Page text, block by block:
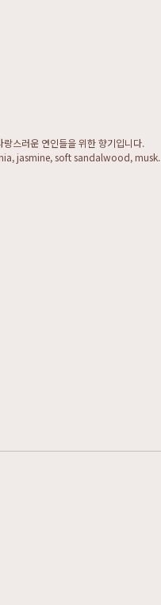
스러운 연인들을 위한 향기입니다.
jasmine, soft sandalwood, musk.